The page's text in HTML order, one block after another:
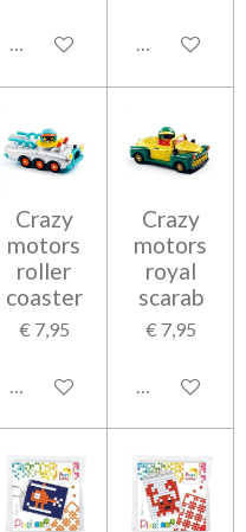
In winkelwagen In
Crazy
motors
roller
coaster
€ 7,95
In winkelwagen
Crazy
motors
royal
scarab
€ 7,95
In